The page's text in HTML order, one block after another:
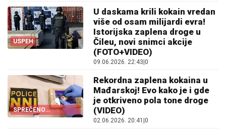
USPEH
U daskama krili kokain vredan
više od osam milijardi evra!
Istorijska zaplena droge u
Čileu, novi snimci akcije
(FOTO+VIDEO)
09.06.2026. 22:43 0
SPREČENO
KRIJUMČARENJE
Rekordna zaplena kokaina u
Mađarskoj! Evo kako je i gde
je otkriveno pola tone droge
(VIDEO)
02.06.2026. 20:41 0